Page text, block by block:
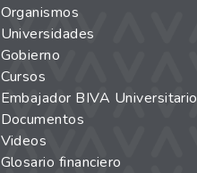
Organismos
Universidades
Gobierno
Cursos
Embajador BIVA Universitario
Documentos
Videos
Glosario financiero